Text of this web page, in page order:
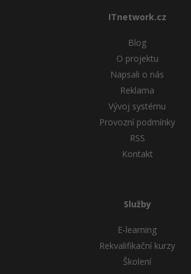
Kybernetická bezpečnost
Elektronický podpis
ITnetwork.cz
Blog
O projektu
Napsali o nás
Reklama
Vývoj systému
Provozní podmínky
RSS
Kontakt
Služby
E-learning
Rekvalifikační kurzy
Školení